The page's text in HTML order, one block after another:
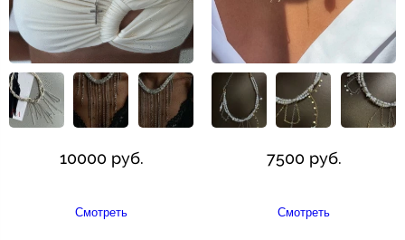
10000 руб.
Смотреть
7500 руб.
Смотреть